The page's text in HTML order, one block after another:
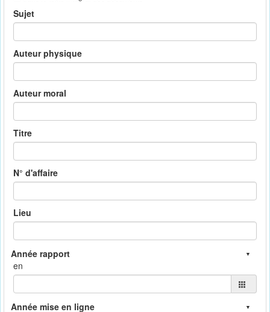
Sujet
Auteur physique
Auteur moral
Titre
N° d'affaire
Lieu
en